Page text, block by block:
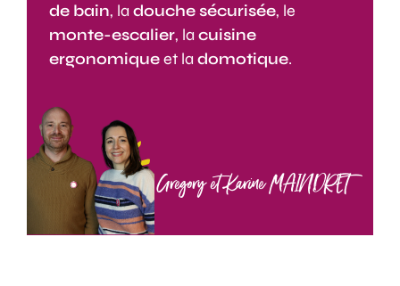
de bain, la douche sécurisée, le
monte-escalier, la cuisine
ergonomiqueet la domotique.
Gregory et Karine MAINDRET